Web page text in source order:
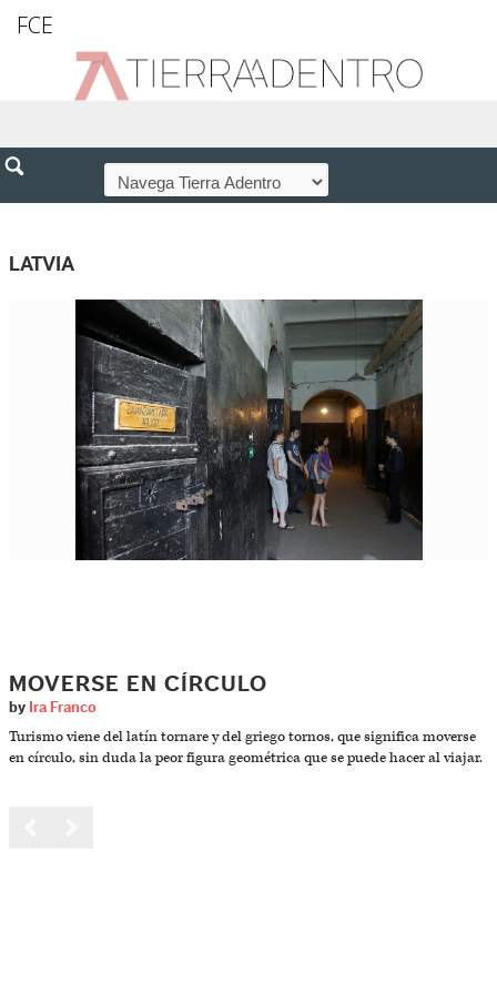
FCE
LATVIA
MOVERSE EN CÍRCULO
by Ira Franco
Turismo viene del latín tornare y del griego tornos, que significa moverse
en círculo, sin duda la peor figura geométrica que se puede hacer al viajar.